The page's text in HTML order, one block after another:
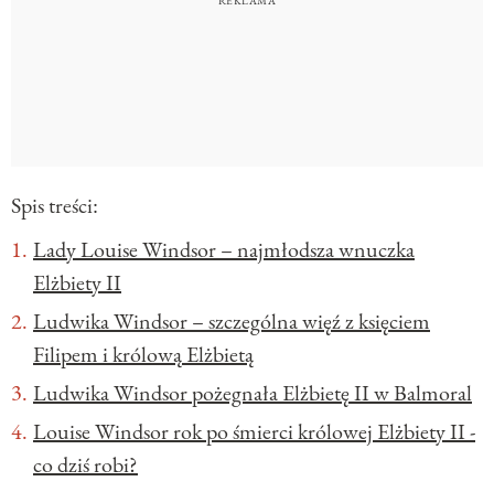
Spis treści:
Lady Louise Windsor – najmłodsza wnuczka
Elżbiety II
Ludwika Windsor – szczególna więź z księciem
Filipem i królową Elżbietą
Ludwika Windsor pożegnała Elżbietę II w Balmoral
Louise Windsor rok po śmierci królowej Elżbiety II -
co dziś robi?